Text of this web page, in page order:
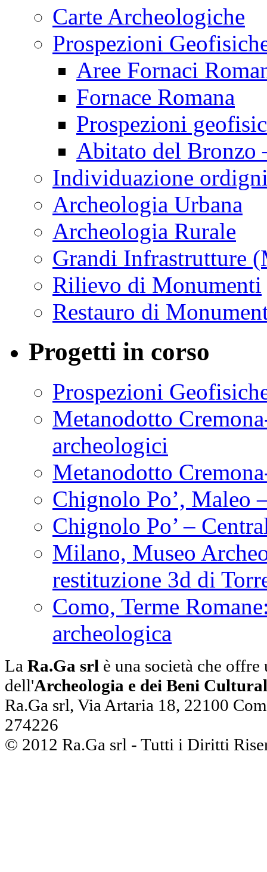
Carte Archeologiche
Prospezioni
Aree Fornaci
Fornace Romana
Prospezioni
Abitato del Bronzo
Individuazione
Archeologia Urbana
Archeologia Rurale
Grandi Infrastrutture
Rilievo di Monumenti
Restauro di
Progetti in corso
Prospezioni
Metanodotto
archeologici
Metanodotto
Chignolo Po’, Maleo
Chignolo Po’ –
Milano, Museo
restituzione 3d di
Como, Terme
archeologica
La Ra.Ga srl è una società che
dell'Archeologia e dei Beni
Ra.Ga srl, Via Artaria 18, 22100
274226
© 2012 Ra.Ga srl - Tutti i Diritti